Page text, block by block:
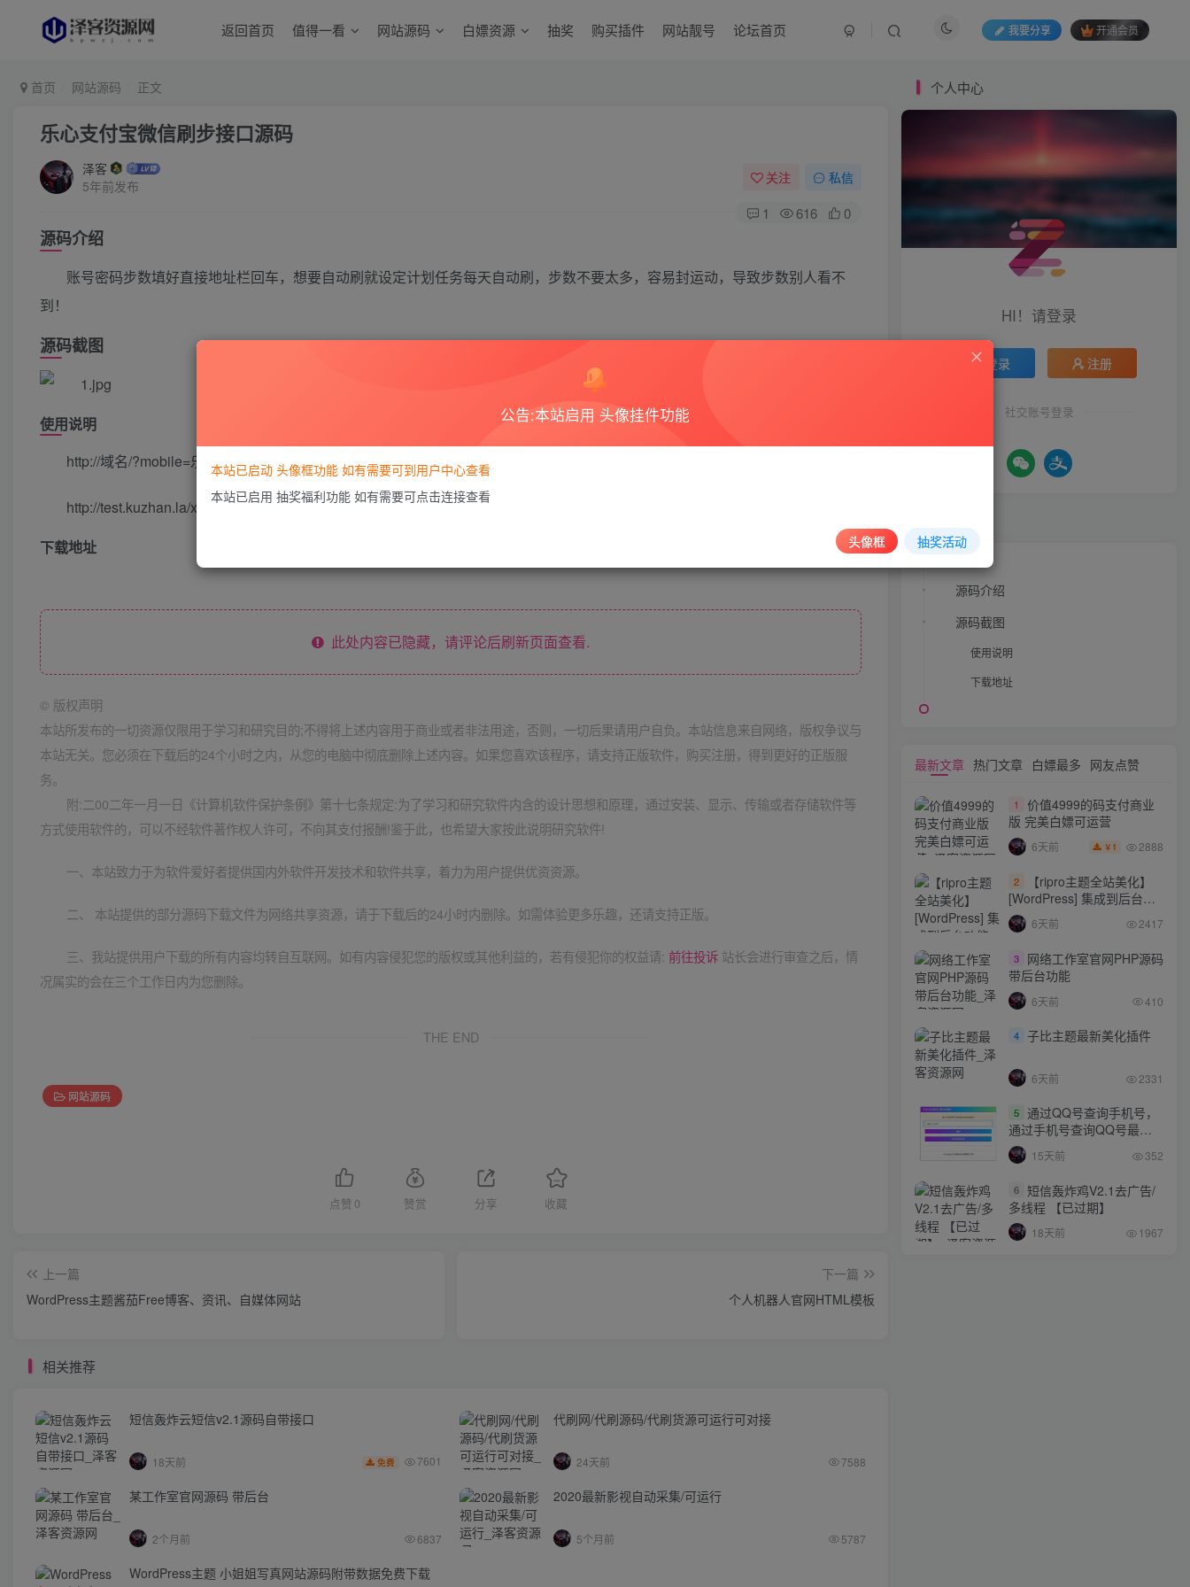
返回首页 值得一看 网站源码 白嫖资源 抽奖 购买插件 网站靓号 论坛首页 我要分享 开通会员
首页 网站源码 正文
乐心支付宝微信刷步接口源码
泽客
5年前发布
关注 私信
1 616 0
源码介绍
账号密码步数填好直接地址栏回车，想要自动刷就设定计划任务每天自动刷，步数不要太多，容易封运动，导致步数别人看不
到！
源码截图
使用说明
http://域名/?mobile=乐心手机账号&psw=乐心密码&step=步数数量
http://test.kuzhan.la/x6d/bs/?mobile=账号&psw=密码&step=步数数量（接口成品测试）
下载地址
此处内容已隐藏，请评论后刷新页面查看.
© 版权声明
本站所发布的一切资源仅限用于学习和研究目的;不得将上述内容用于商业或者非法用途，否则，一切后果请用户自负。本站信息来自网络，版权争议与
本站无关。您必须在下载后的24个小时之内，从您的电脑中彻底删除上述内容。如果您喜欢该程序，请支持正版软件，购买注册，得到更好的正版服
务。
附:二00二年一月一日《计算机软件保护条例》第十七条规定:为了学习和研究软件内含的设计思想和原理，通过安装、显示、传输或者存储软件等
方式使用软件的，可以不经软件著作权人许可，不向其支付报酬!鉴于此，也希望大家按此说明研究软件!
一、本站致力于为软件爱好者提供国内外软件开发技术和软件共享，着力为用户提供优资资源。
二、 本站提供的部分源码下载文件为网络共享资源，请于下载后的24小时内删除。如需体验更多乐趣，还请支持正版。
三、我站提供用户下载的所有内容均转自互联网。如有内容侵犯您的版权或其他利益的，若有侵犯你的权益请: 前往投诉 站长会进行审查之后，情
况属实的会在三个工作日内为您删除。
THE END
网站源码
点赞 0 赞赏 分享 收藏
上一篇
WordPress主题酱茄Free博客、资讯、自媒体网站
下一篇
个人机器人官网HTML模板
相关推荐
短信轰炸云短信v2.1源码自带接口
18天前 免费 7601
代刷网/代刷源码/代刷货源可运行可对接
24天前 7588
某工作室官网源码 带后台
2个月前 6837
2020最新影视自动采集/可运行
5个月前 5787
WordPress主题 小姐姐写真网站源码附带数据免费下载
个人中心
HI！请登录
登录 注册
社交账号登录
源码介绍
源码截图
使用说明
下载地址
最新文章 热门文章 白嫖最多 网友点赞
1
价值4999的码支付商业
版 完美白嫖可运营
6天前 ￥ 1 2888
2
【ripro主题全站美化】
[WordPress] 集成到后台功
能的全站美化包
WordPress…
6天前 2417
3
网络工作室官网PHP源码
带后台功能
6天前 410
4 子比主题最新美化插件
6天前 2331
5 通过QQ号查询手机号，
通过手机号查询QQ号最新
网站源码
15天前 352
6 短信轰炸鸡V2.1去广告/
多线程 【已过期】
18天前 1967
公告:本站启用 头像挂件功能
本站已启动 头像框功能 如有需要可到用户中心查看
本站已启用 抽奖福利功能 如有需要可点击连接查看
头像框 抽奖活动